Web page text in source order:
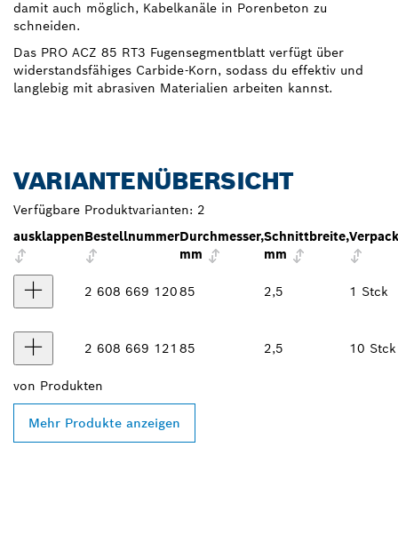
damit auch möglich, Kabelkanäle in Porenbeton zu
schneiden.
Das PRO ACZ 85 RT3 Fugensegmentblatt verfügt über
widerstandsfähiges Carbide-Korn, sodass du effektiv und
langlebig mit abrasiven Materialien arbeiten kannst.
VARIANTENÜBERSICHT
Verfügbare Produktvarianten: 2
ausklappenBestellnummerDurchmesser,
mm
Schnittbreite,
mm
2 608 669 12085 2,5 1 Stck
2 608 669 121 85 2,5 10 Stck
von Produkten
Mehr Produkte anzeigen